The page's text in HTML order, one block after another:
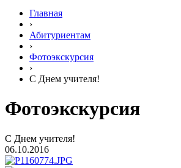
Главная
›
Абитуриентам
›
Фотоэкскурсия
›
С Днем учителя!
Фотоэкскурсия
С Днем учителя!
06.10.2016